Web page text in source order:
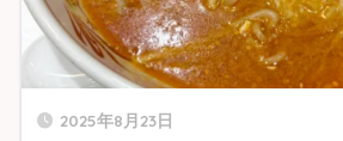
2025年8月23日